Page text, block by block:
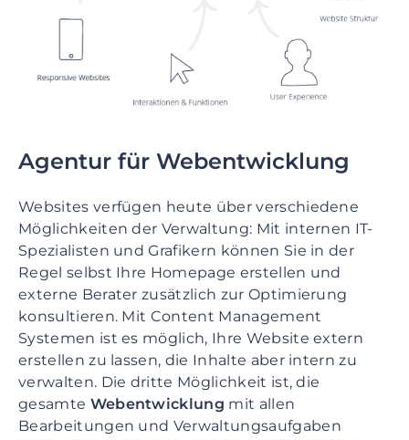
Agentur für Webentwicklung
Websites verfügen heute über verschiedene
Möglichkeiten der Verwaltung: Mit internen IT-
Spezialisten und Grafikern können Sie in der
Regel selbst Ihre Homepage erstellen und
externe Berater zusätzlich zur Optimierung
konsultieren. Mit Content Management
Systemen ist es möglich, Ihre Website extern
erstellen zu lassen, die Inhalte aber intern zu
verwalten. Die dritte Möglichkeit ist, die
gesamte Webentwicklung mit allen
Bearbeitungen und Verwaltungsaufgaben